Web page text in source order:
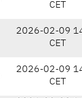
CET
2026-02-09
CET
2026-02-09
CET